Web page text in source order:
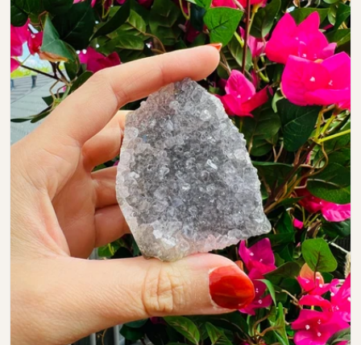
Open media 0 in modal